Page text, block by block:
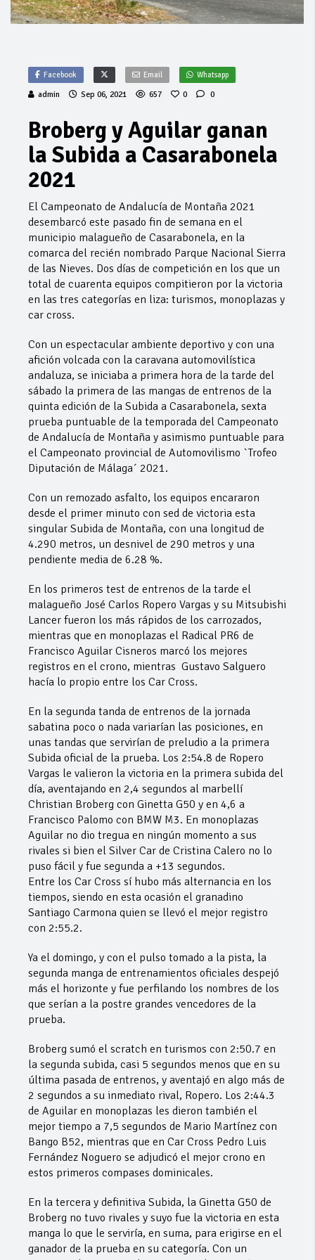
Facebook Email Whatsapp
admin Sep 06, 2021 657 0 0
Broberg y Aguilar ganan
la Subida a Casarabonela
2021
El Campeonato de Andalucía de Montaña 2021
desembarcó este pasado fin de semana en el
municipio malagueño de Casarabonela, en la
comarca del recién nombrado Parque Nacional Sierra
de las Nieves. Dos días de competición en los que un
total de cuarenta equipos compitieron por la victoria
en las tres categorías en liza: turismos, monoplazas y
car cross.
Con un espectacular ambiente deportivo y con una
afición volcada con la caravana automovilística
andaluza, se iniciaba a primera hora de la tarde del
sábado la primera de las mangas de entrenos de la
quinta edición de la Subida a Casarabonela, sexta
prueba puntuable de la temporada del Campeonato
de Andalucía de Montaña y asimismo puntuable para
el Campeonato provincial de Automovilismo `Trofeo
Diputación de Málaga´ 2021.
Con un remozado asfalto, los equipos encararon
desde el primer minuto con sed de victoria esta
singular Subida de Montaña, con una longitud de
4.290 metros, un desnivel de 290 metros y una
pendiente media de 6.28 %.
En los primeros test de entrenos de la tarde el
malagueño José Carlos Ropero Vargas y su Mitsubishi
Lancer fueron los más rápidos de los carrozados,
mientras que en monoplazas el Radical PR6 de
Francisco Aguilar Cisneros marcó los mejores
registros en el crono, mientras Gustavo Salguero
hacía lo propio entre los Car Cross.
En la segunda tanda de entrenos de la jornada
sabatina poco o nada variarían las posiciones, en
unas tandas que servirían de preludio a la primera
Subida oficial de la prueba. Los 2:54.8 de Ropero
Vargas le valieron la victoria en la primera subida del
día, aventajando en 2,4 segundos al marbellí
Christian Broberg con Ginetta G50 y en 4,6 a
Francisco Palomo con BMW M3. En monoplazas
Aguilar no dio tregua en ningún momento a sus
rivales si bien el Silver Car de Cristina Calero no lo
puso fácil y fue segunda a +13 segundos.
Entre los Car Cross sí hubo más alternancia en los
tiempos, siendo en esta ocasión el granadino
Santiago Carmona quien se llevó el mejor registro
con 2:55.2.
Ya el domingo, y con el pulso tomado a la pista, la
segunda manga de entrenamientos oficiales despejó
más el horizonte y fue perfilando los nombres de los
que serían a la postre grandes vencedores de la
prueba.
Broberg sumó el scratch en turismos con 2:50.7 en
la segunda subida, casi 5 segundos menos que en su
última pasada de entrenos, y aventajó en algo más de
2 segundos a su inmediato rival, Ropero. Los 2:44.3
de Aguilar en monoplazas les dieron también el
mejor tiempo a 7,5 segundos de Mario Martínez con
Bango B52, mientras que en Car Cross Pedro Luis
Fernández Noguero se adjudicó el mejor crono en
estos primeros compases dominicales.
En la tercera y definitiva Subida, la Ginetta G50 de
Broberg no tuvo rivales y suyo fue la victoria en esta
manga lo que le serviría, en suma, para erigirse en el
ganador de la prueba en su categoría. Con un